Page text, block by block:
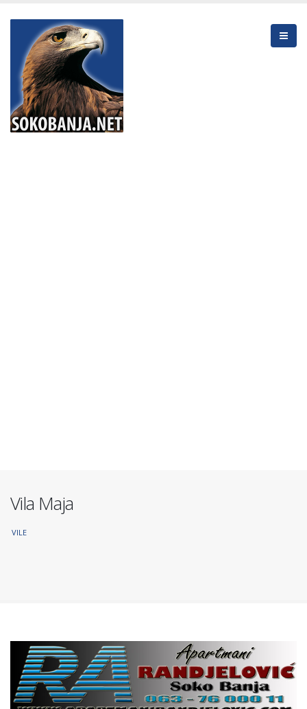
Vila Maja
VILE